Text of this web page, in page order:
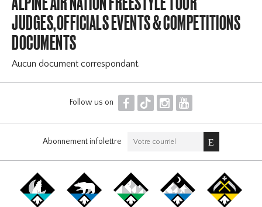
JUDGES,OFFICIALS EVENTS & COMPETITIONS
DOCUMENTS
Aucun document correspondant.
Follow us on F T I Y
Abonnement infolettre